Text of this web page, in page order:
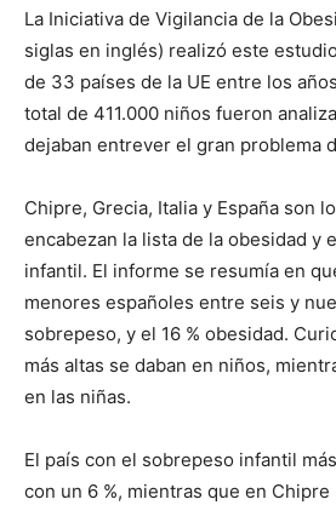
La Iniciativa de Vigilancia de la
siglas en inglés) realizó este
de 33 países de la UE entre los
total de 411.000 niños fueron
dejaban entrever el gran problema
Chipre, Grecia, Italia y España son
encabezan la lista de la obesidad y
infantil. El informe se resumía en
menores españoles entre seis y
sobrepeso, y el 16 % obesidad.
más altas se daban en niños,
en las niñas.
El país con el sobrepeso infantil
con un 6 %, mientras que en Chipre